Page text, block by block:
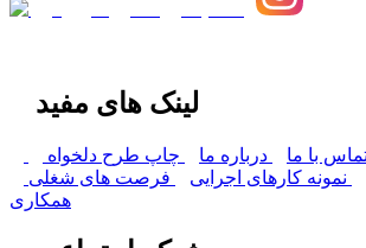
لینک های مفید
با ما درباره ما
چاپ طرح دلخواه
نمونه کارهای اجرایی
فرصت های شغلی
همکاری